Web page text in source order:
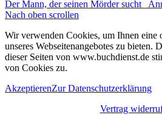
Der Mann, der seinen Mörder sucht
Nach oben scrollen
Wir verwenden Cookies, um Ihnen eine
unseres Webseitenangebotes zu bieten.
dieser Seiten von www.buchdienst.de
von Cookies zu.
AkzeptierenZur Datenschutzerklärung
Vertrag